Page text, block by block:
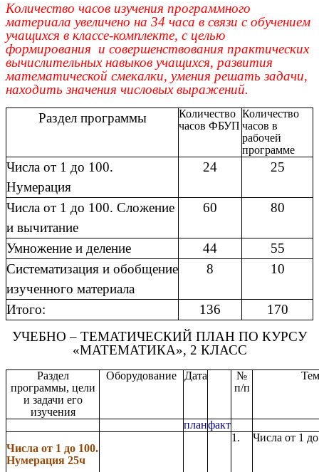
Количество часов изучения программного
материала увеличено на 34 часа в связи с обучением
учащихся в классе-комплекте, с целью
формирования и совершенствования практических
вычислительных навыков учащихся, развития
математической смекалки, умения решать задачи,
находить значения числовых выражений.
Раздел программы
Количество
часов ФБУП
Количество
часов в
рабочей
программе
Числа от 1 до 100.
Нумерация
24 25
Числа от 1 до 100. Сложение
и вычитание
60 80
Умножение и деление 44
55
Систематизация и обобщение
изученного материала
8 10
Итого: 136
170
УЧЕБНО – ТЕМАТИЧЕСКИЙ ПЛАН ПО КУРСУ
«МАТЕМАТИКА», 2 КЛАСС
Раздел
программы, цели
и задачи его
изучения
Оборудование Дата
№
п/п
планфакт
Числа от 1 до 100.
Нумерация 25ч
1. Числа от 1